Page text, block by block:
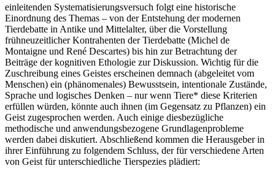
einleitenden Systematisierungsversuch folgt eine historische
Einordnung des Themas – von der Entstehung der modernen
Tierdebatte in Antike und Mittelalter, über die Vorstellung
frühneuzeitlicher Kontrahenten der Tierdebatte (Michel de
Montaigne und René Descartes) bis hin zur Betrachtung der
Beiträge der kognitiven Ethologie zur Diskussion. Wichtig für die
Zuschreibung eines Geistes erscheinen demnach (abgeleitet vom
Menschen) ein (phänomenales) Bewusstsein, intentionale Zustände,
Sprache und logisches Denken – nur wenn Tiere* diese Kriterien
erfüllen würden, könnte auch ihnen (im Gegensatz zu Pflanzen) ein
Geist zugesprochen werden. Auch einige diesbezügliche
methodische und anwendungsbezogene Grundlagenprobleme
werden dabei diskutiert. Abschließend kommen die Herausgeber in
ihrer Einführung zu folgendem Schluss, der für verschiedene Arten
von Geist für unterschiedliche Tierspezies plädiert: